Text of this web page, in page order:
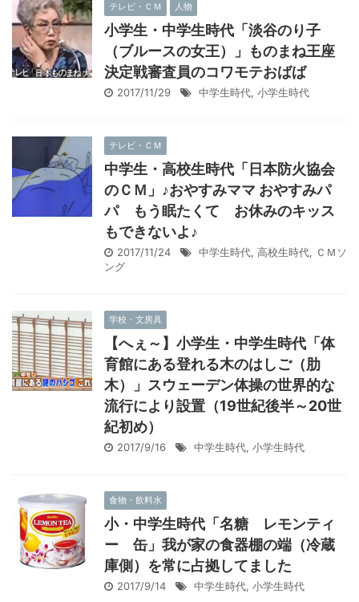
テレビ・ＣＭ 人物
小学生・中学生時代「淡谷のり子
（ブルースの女王）」ものまね王座
決定戦審査員のコワモテおばば
2017/11/29 中学生時代, 小学生時代
テレビ・ＣＭ
中学生・高校生時代「日本防火協会
のＣＭ」♪おやすみママ おやすみパ
パ もう眠たくて お休みのキッス
もできないよ♪
2017/11/24 中学生時代, 高校生時代, ＣＭソ
ング
学校・文房具
【へぇ～】小学生・中学生時代「体
育館にある登れる木のはしご（肋
木）」スウェーデン体操の世界的な
流行により設置（19世紀後半～20世
紀初め）
2017/9/16 中学生時代, 小学生時代
食物・飲料水
小・中学生時代「名糖 レモンティ
ー 缶」我が家の食器棚の端（冷蔵
庫側）を常に占拠してました
2017/9/14 中学生時代, 小学生時代